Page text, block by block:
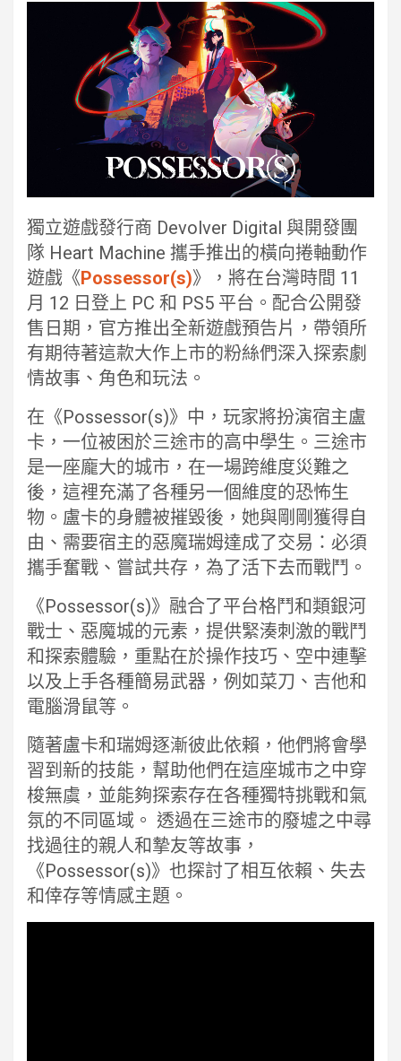
獨立遊戲發行商 Devolver Digital 與開發團
隊 Heart Machine 攜手推出的橫向捲軸動作
遊戲《Possessor(s)》，將在台灣時間 11
月 12 日登上 PC 和 PS5 平台。配合公開發
售日期，官方推出全新遊戲預告片，帶領所
有期待著這款大作上市的粉絲們深入探索劇
情故事、角色和玩法。
在《Possessor(s)》中，玩家將扮演宿主盧
卡，一位被困於三途市的高中學生。三途市
是一座龐大的城市，在一場跨維度災難之
後，這裡充滿了各種另一個維度的恐怖生
物。盧卡的身體被摧毀後，她與剛剛獲得自
由、需要宿主的惡魔瑞姆達成了交易：必須
攜手奮戰、嘗試共存，為了活下去而戰鬥。
《Possessor(s)》融合了平台格鬥和類銀河
戰士、惡魔城的元素，提供緊湊刺激的戰鬥
和探索體驗，重點在於操作技巧、空中連擊
以及上手各種簡易武器，例如菜刀、吉他和
電腦滑鼠等。
隨著盧卡和瑞姆逐漸彼此依賴，他們將會學
習到新的技能，幫助他們在這座城市之中穿
梭無虞，並能夠探索存在各種獨特挑戰和氣
氛的不同區域。 透過在三途市的廢墟之中尋
找過往的親人和摯友等故事，
《Possessor(s)》也探討了相互依賴、失去
和倖存等情感主題。